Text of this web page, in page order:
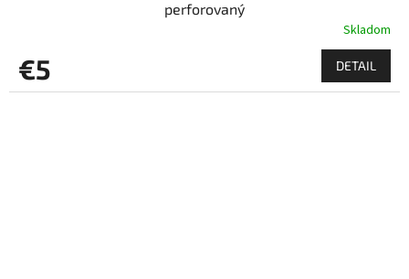
perforovaný
Skladom
€5 DETAIL